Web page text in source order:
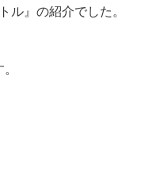
ル』の紹介でした。